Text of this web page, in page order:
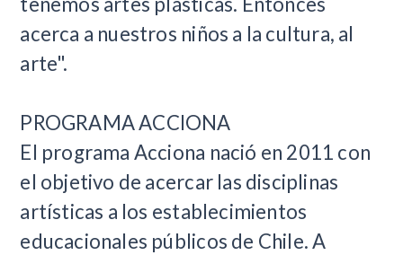
acerca a nuestros niños a la cultura, al
arte".
PROGRAMA ACCIONA
El programa Acciona nació en 2011 con
el objetivo de acercar las disciplinas
artísticas a los establecimientos
educacionales públicos de Chile. A